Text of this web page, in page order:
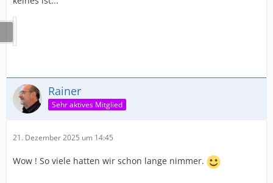
Rainer
Sehr aktives Mitglied
21. Dezember 2025 um 14:45
Wow ! So viele hatten wir schon lange nimmer.